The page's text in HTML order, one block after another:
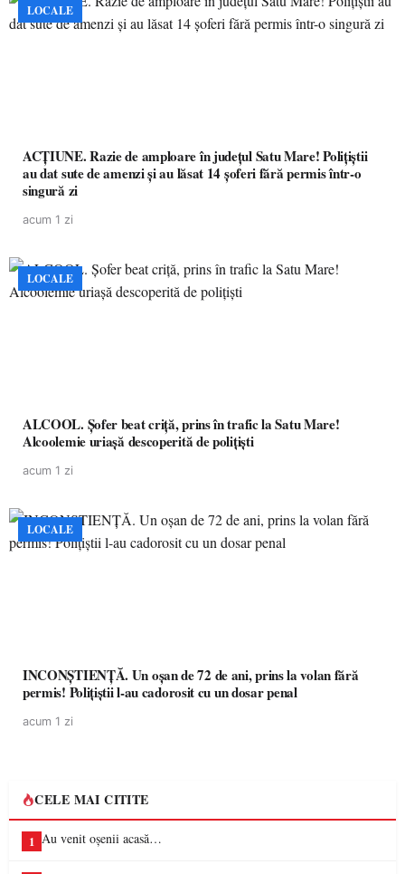
LOCALE
ACȚIUNE. Razie de amploare în județul Satu Mare! Polițiștii
au dat sute de amenzi și au lăsat 14 șoferi fără permis într-o
singură zi
acum 1 zi
LOCALE
ALCOOL. Șofer beat criță, prins în trafic la Satu Mare!
Alcoolemie uriașă descoperită de polițiști
acum 1 zi
LOCALE
INCONȘTIENȚĂ. Un oșan de 72 de ani, prins la volan fără
permis! Polițiștii l-au cadorosit cu un dosar penal
acum 1 zi
CELE MAI CITITE
1 Au venit oșenii acasă…